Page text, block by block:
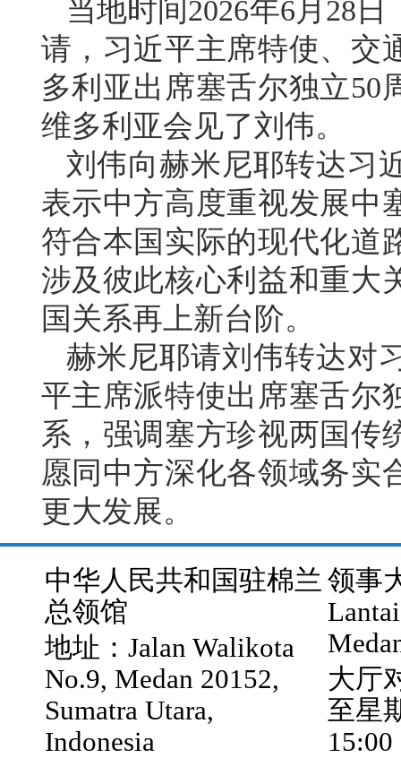
当地时间2026年6月28
请，习近平主席特使、交
多利亚出席塞舌尔独立50
维多利亚会见了刘伟。
刘伟向赫米尼耶转达习
表示中方高度重视发展中
符合本国实际的现代化道
涉及彼此核心利益和重大
国关系再上新台阶。
赫米尼耶请刘伟转达对
平主席派特使出席塞舌尔
系，强调塞方珍视两国传
愿同中方深化各领域务实
更大发展。
中华人民共和国驻棉兰
总领馆
地址：Jalan Walikota
No.9, Medan 20152,
Sumatra Utara,
Indonesia
领事
大厅
至星
15:00